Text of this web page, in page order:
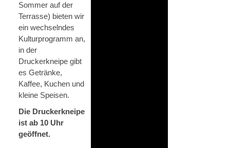
Sommer auf der
Terrasse) bieten wir
ein wechselndes
Kulturprogramm an,
in der
Druckerkneipe gibt
es Getränke,
Kaffee, Kuchen und
kleine Speisen.
Die Druckerkneipe
ist ab 10 Uhr
geöffnet.